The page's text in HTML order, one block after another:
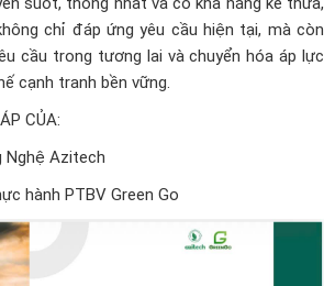
chỉ đáp ứng yêu cầu hiện tại, mà còn
cầu trong tương lai và chuyển hóa áp lực
cạnh tranh bền vững.
CỦA:
Nghệ Azitech
hành PTBV Green Go